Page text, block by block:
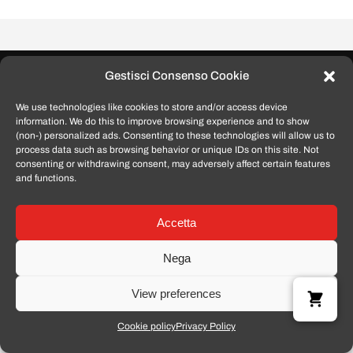
Gestisci Consenso Cookie
We use technologies like cookies to store and/or access device
information. We do this to improve browsing experience and to show
(non-) personalized ads. Consenting to these technologies will allow us to
process data such as browsing behavior or unique IDs on this site. Not
consenting or withdrawing consent, may adversely affect certain features
and functions.
Accetta
Nega
View preferences
Cookie policyPrivacy Policy
P.IVA 02425060445 - Tomato Smartphone © 2024